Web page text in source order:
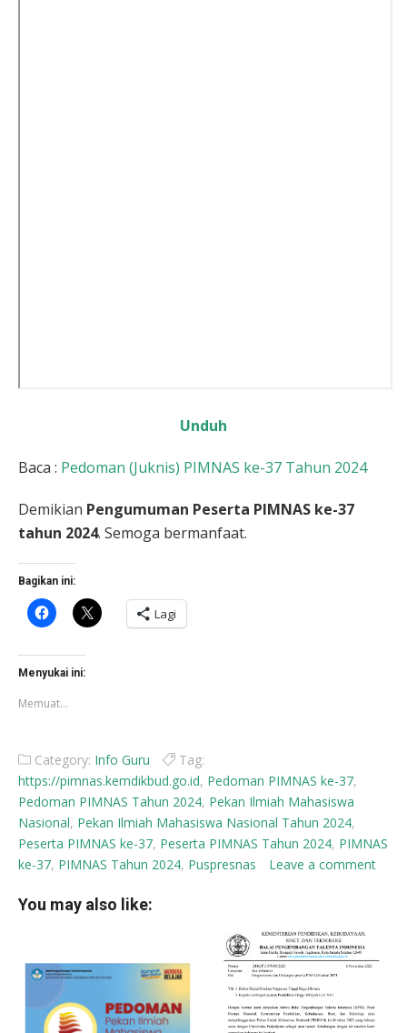
Unduh
Baca : Pedoman (Juknis) PIMNAS ke-37 Tahun 2024
Demikian Pengumuman Peserta PIMNAS ke-37
tahun 2024. Semoga bermanfaat.
Bagikan ini:
Klik
untuk
Facebook(Membuka
di
jendela
baru)
Klik
untuk
berbagi
Lagi
Menyukai ini:
Memuat...
Category: Info Guru
Tag:
https://pimnas.kemdikbud.go.id, Pedoman PIMNAS ke-37,
Pedoman PIMNAS Tahun 2024, Pekan Ilmiah Mahasiswa
Nasional, Pekan Ilmiah Mahasiswa Nasional Tahun 2024,
Peserta PIMNAS ke-37, Peserta PIMNAS Tahun 2024, PIMNAS
ke-37, PIMNAS Tahun 2024, Puspresnas Leave a comment
You may also like: